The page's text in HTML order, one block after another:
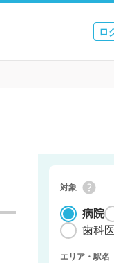
ロ
対象
病院
歯科
エリア・駅名